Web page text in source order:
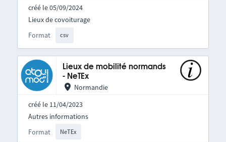
créé le 05/09/2024
Format csv
Lieux de covoiturage
Lieux de mobilité normands
- NeTEx
Normandie
créé le 11/04/2023
Format NeTEx
Autres informations